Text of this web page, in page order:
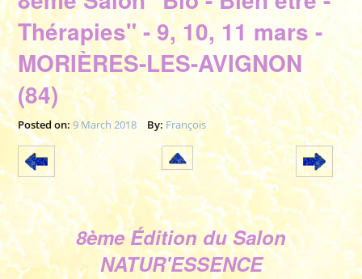
Thérapies" - 9, 10, 11 mars -
MORIÈRES-LES-AVIGNON
(84)
Posted on: 9 March 2018 By: François
8ème Édition du Salon
NATUR'ESSENCE